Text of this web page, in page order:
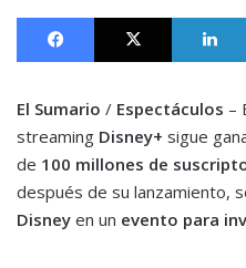
Facebook X
El Sumario / Espectáculos –
streaming Disney+ sigue
de 100 millones de
después de su lanzamiento,
Disney en un evento para